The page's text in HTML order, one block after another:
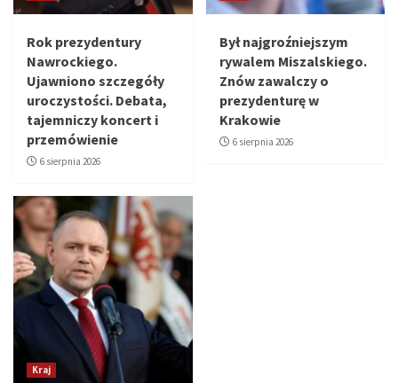
Rok prezydentury
Nawrockiego.
Ujawniono szczegóły
uroczystości. Debata,
tajemniczy koncert i
przemówienie
6 sierpnia 2026
Był najgroźniejszym
rywalem Miszalskiego.
Znów zawalczy o
prezydenturę w
Krakowie
6 sierpnia 2026
Kraj